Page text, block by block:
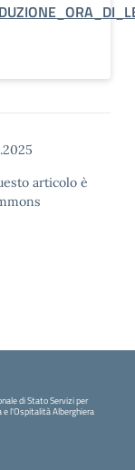
articolo è
di Stato Servizi per
e l'Ospitalità Alberghiera